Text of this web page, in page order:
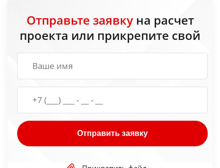
Отправьте заявкуна расчет
проекта или прикрепите свой
Отправить заявку